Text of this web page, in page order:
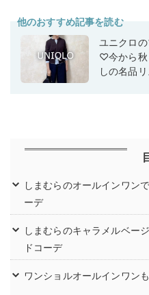
他のおすすめ記事を読む
ユニクロ
♡今から秋
しの名品リ
しまむらのオールインワン
ーデ
しまむらのキャラメルベー
ドコーデ
ワンショルオールインワン